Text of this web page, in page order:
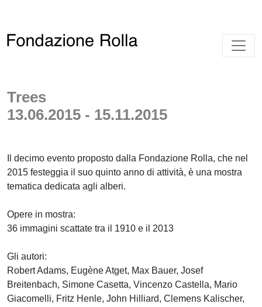
Trees
13.06.2015 - 15.11.2015
Il decimo evento proposto dalla Fondazione Rolla, che nel
2015 festeggia il suo quinto anno di attività, è una mostra
tematica dedicata agli alberi.
Opere in mostra:
36 immagini scattate tra il 1910 e il 2013
Gli autori:
Robert Adams, Eugène Atget, Max Bauer, Josef
Breitenbach, Simone Casetta, Vincenzo Castella, Mario
Giacomelli, Fritz Henle, John Hilliard, Clemens Kalischer,